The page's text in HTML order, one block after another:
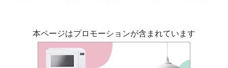
本ページはプロモーションが含まれています